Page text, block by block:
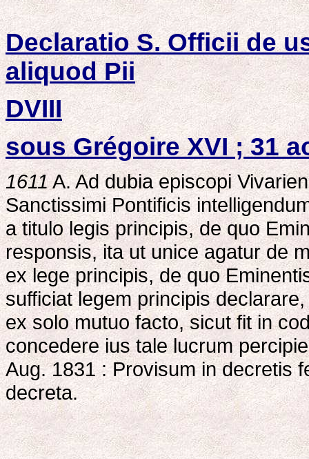
Declaratio S. Officii de
aliquod Pii
DVIII
sous Grégoire XVI ; 31
1611A. Ad dubia episcopi
Sanctissimi Pontificis
a titulo legis principis, de quo
responsis, ita ut unice agatur de
ex lege principis, de quo
sufficiat legem principis
ex solo mutuo facto, sicut fit in
concedere ius tale lucrum
Aug. 1831 : Provisum in decretis
decreta.